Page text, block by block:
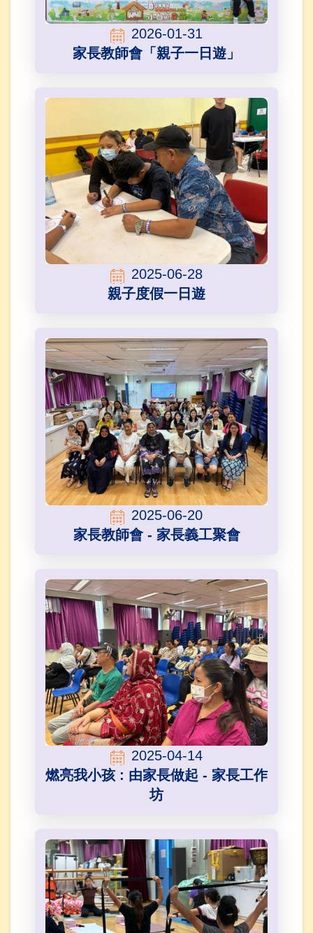
2026-01-31
家長教師會「親子一日遊」
2025-06-28
親子度假一日遊
2025-06-20
家長教師會 - 家長義工聚會
2025-04-14
燃亮我小孩 : 由家長做起 - 家長工作
坊